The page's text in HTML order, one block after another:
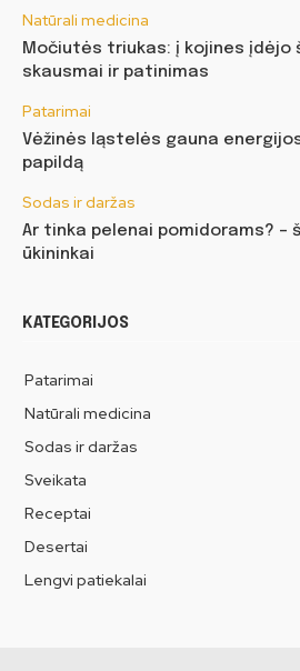
Natūrali medicina
Močiutės triukas: į kojines įdėjo
skausmai ir patinimas
Patarimai
Vėžinės ląstelės gauna
papildą
Sodas ir daržas
Ar tinka pelenai pomidorams? –
ūkininkai
KATEGORIJOS
Patarimai
Natūrali medicina
Sodas ir daržas
Sveikata
Receptai
Desertai
Lengvi patiekalai